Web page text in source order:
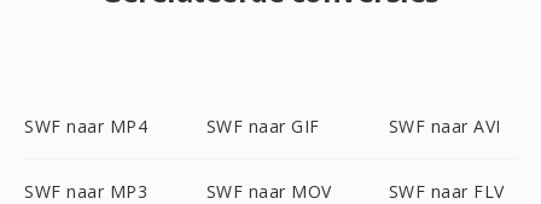
SWF naar MP4 SWF naar GIF SWF naar AVI
SWF naar MP3 SWF naar MOV SWF naar FLV